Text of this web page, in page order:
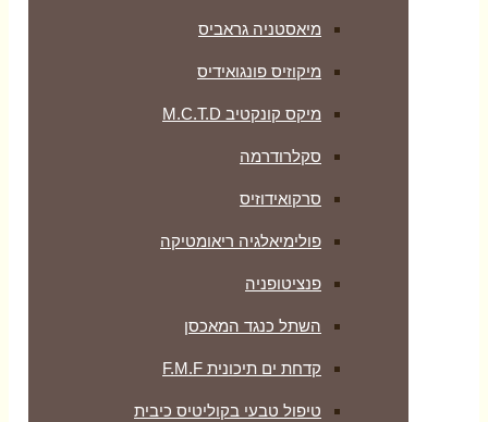
מיאסטניה גראביס
מיקוזיס פונגואידיס
מיקס קונקטיב M.C.T.D
סקלרודרמה
סרקואידוזיס
פולימיאלגיה ריאומטיקה
‏פנציטופניה
השתל כנגד המאכסן
קדחת ים תיכונית F.M.F
טיפול טבעי בקוליטיס כיבית